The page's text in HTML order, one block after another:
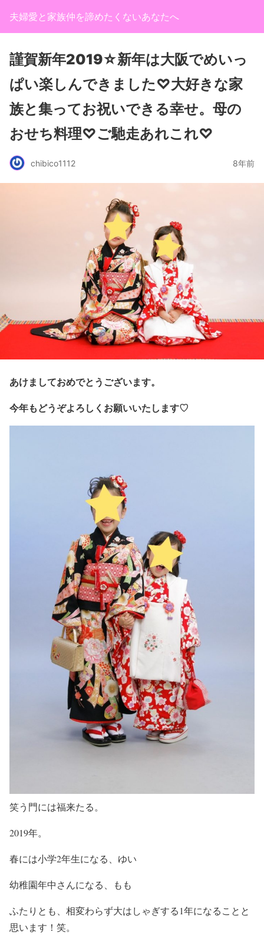
夫婦愛と家族仲を諦めたくないあなたへ
謹賀新年2019☆新年は大阪でめいっ
ぱい楽しんできました♡大好きな家
族と集ってお祝いできる幸せ。母の
おせち料理♡ご馳走あれこれ♡
chibico1112 8年前
あけましておめでとうございます。
今年もどうぞよろしくお願いいたします♡
笑う門には福来たる。
2019年。
春には小学2年生になる、ゆい
幼稚園年中さんになる、もも
ふたりとも、相変わらず大はしゃぎする1年になることと
思います！笑。